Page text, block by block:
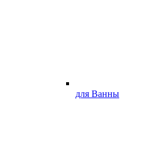
для Ванны